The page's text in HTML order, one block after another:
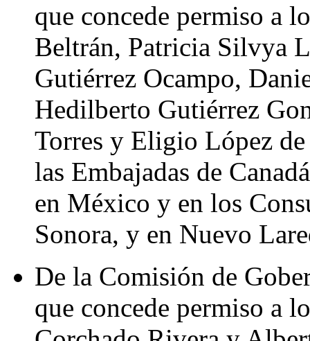
que concede permiso a
Beltrán, Patricia Silvya
Gutiérrez Ocampo,
Hedilberto Gutiérrez
Torres y Eligio López
las Embajadas de
en México y en los
Sonora, y en Nuevo
De la Comisión de
que concede permiso a